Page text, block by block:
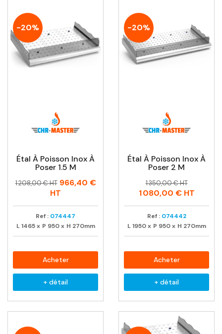
-20%
Étal À Poisson Inox À
Poser 1.5 M
Prix
Prix
1 208,00 € HT 966,40 €
HT
Ref : 074447
L 1465 x P 950 x H 270mm
Acheter
+ détail
-20%
Étal À Poisson Inox À
Poser 2 M
Prix
Prix
habituel
1 350,00 € HT
1 080,00 €HT
Ref : 074442
L 1950 x P 950 x H 270mm
Acheter
+ détail